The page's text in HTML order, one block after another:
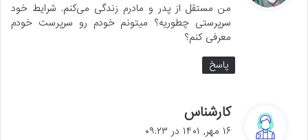
:
من مستقل از پدر و مادرم زندگی می‌کنم. شرایط خود
سرپرستی چطوریه؟ میتونم خودم رو سرپرست خودم
معرفی کنم؟
پاسخ
کارشناس
ف
۱۶ مهر, ۱۴۰۱ در ۰۹:۲۳